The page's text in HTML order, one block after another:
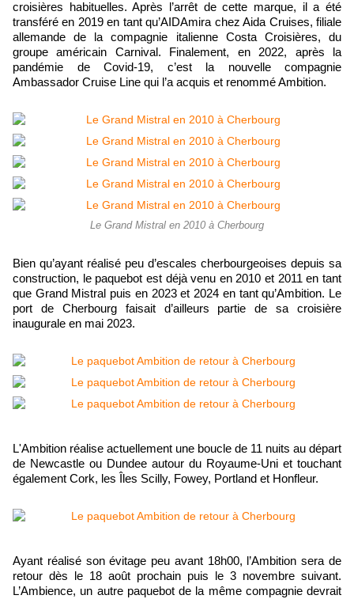
croisières habituelles. Après l’arrêt de cette marque, il a été
transféré en 2019 en tant qu’AIDAmira chez Aida Cruises, filiale
allemande de la compagnie italienne Costa Croisières, du
groupe américain Carnival. Finalement, en 2022, après la
pandémie de Covid-19, c’est la nouvelle compagnie
Ambassador Cruise Line qui l’a acquis et renommé Ambition.
Le Grand Mistral en 2010 à Cherbourg
Bien qu’ayant réalisé peu d’escales cherbourgeoises depuis sa
construction, le paquebot est déjà venu en 2010 et 2011 en tant
que Grand Mistral puis en 2023 et 2024 en tant qu’Ambition. Le
port de Cherbourg faisait d’ailleurs partie de sa croisière
inaugurale en mai 2023.
L'Ambition réalise actuellement une boucle de 11 nuits au départ
de Newcastle ou Dundee autour du Royaume-Uni et touchant
également Cork, les Îles Scilly, Fowey, Portland et Honfleur.
Ayant réalisé son évitage peu avant 18h00, l’Ambition sera de
retour dès le 18 août prochain puis le 3 novembre suivant.
L’Ambience, un autre paquebot de la même compagnie devrait